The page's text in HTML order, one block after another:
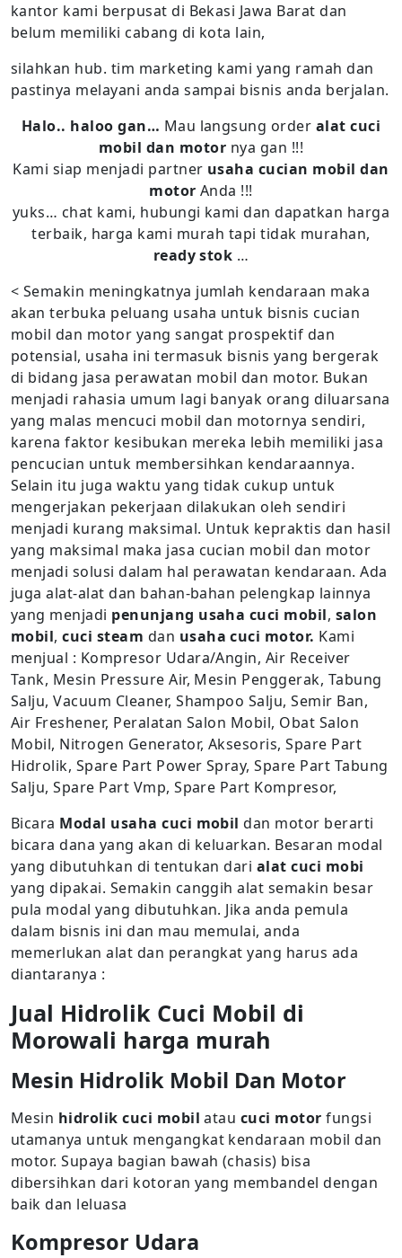
kantor kami berpusat di Bekasi Jawa Barat dan
belum memiliki cabang di kota lain,
silahkan hub. tim marketing kami yang ramah dan
pastinya melayani anda sampai bisnis anda berjalan.
Halo.. haloo gan… Mau langsung order alat cuci
mobil dan motor nya gan !!!
Kami siap menjadi partner usaha cucian mobil dan
motor Anda !!!
yuks… chat kami, hubungi kami dan dapatkan harga
terbaik, harga kami murah tapi tidak murahan,
ready stok …
< Semakin meningkatnya jumlah kendaraan maka
akan terbuka peluang usaha untuk bisnis cucian
mobil dan motor yang sangat prospektif dan
potensial, usaha ini termasuk bisnis yang bergerak
di bidang jasa perawatan mobil dan motor. Bukan
menjadi rahasia umum lagi banyak orang diluarsana
yang malas mencuci mobil dan motornya sendiri,
karena faktor kesibukan mereka lebih memiliki jasa
pencucian untuk membersihkan kendaraannya.
Selain itu juga waktu yang tidak cukup untuk
mengerjakan pekerjaan dilakukan oleh sendiri
menjadi kurang maksimal. Untuk kepraktis dan hasil
yang maksimal maka jasa cucian mobil dan motor
menjadi solusi dalam hal perawatan kendaraan. Ada
juga alat-alat dan bahan-bahan pelengkap lainnya
yang menjadi penunjang usaha cuci mobil, salon
mobil,cuci steam dan usaha cuci motor. Kami
menjual : Kompresor Udara/Angin, Air Receiver
Tank, Mesin Pressure Air, Mesin Penggerak, Tabung
Salju, Vacuum Cleaner, Shampoo Salju, Semir Ban,
Air Freshener, Peralatan Salon Mobil, Obat Salon
Mobil, Nitrogen Generator, Aksesoris, Spare Part
Hidrolik, Spare Part Power Spray, Spare Part Tabung
Salju, Spare Part Vmp, Spare Part Kompresor,
Bicara Modal usaha cuci mobil dan motor berarti
bicara dana yang akan di keluarkan. Besaran modal
yang dibutuhkan di tentukan dari alat cuci mobi
yang dipakai. Semakin canggih alat semakin besar
pula modal yang dibutuhkan. Jika anda pemula
dalam bisnis ini dan mau memulai, anda
memerlukan alat dan perangkat yang harus ada
diantaranya :
Jual Hidrolik Cuci Mobil di
Morowali harga murah
Mesin Hidrolik Mobil Dan Motor
Mesin hidrolik cuci mobil atau cuci motor fungsi
utamanya untuk mengangkat kendaraan mobil dan
motor. Supaya bagian bawah (chasis) bisa
dibersihkan dari kotoran yang membandel dengan
baik dan leluasa
Kompresor Udara